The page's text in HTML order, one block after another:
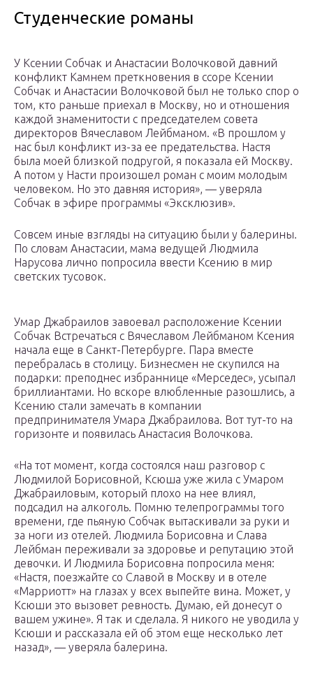
Студенческие романы
У Ксении Собчак и Анастасии Волочковой давний
конфликт Камнем преткновения в ссоре Ксении
Собчак и Анастасии Волочковой был не только спор о
том, кто раньше приехал в Москву, но и отношения
каждой знаменитости с председателем совета
директоров Вячеславом Лейбманом. «В прошлом у
нас был конфликт из-за ее предательства. Настя
была моей близкой подругой, я показала ей Москву.
А потом у Насти произошел роман с моим молодым
человеком. Но это давняя история», — уверяла
Собчак в эфире программы «Эксклюзив».
Совсем иные взгляды на ситуацию были у балерины.
По словам Анастасии, мама ведущей Людмила
Нарусова лично попросила ввести Ксению в мир
светских тусовок.
Умар Джабраилов завоевал расположение Ксении
Собчак Встречаться с Вячеславом Лейбманом Ксения
начала еще в Санкт-Петербурге. Пара вместе
перебралась в столицу. Бизнесмен не скупился на
подарки: преподнес избраннице «Мерседес», усыпал
бриллиантами. Но вскоре влюбленные разошлись, а
Ксению стали замечать в компании
предпринимателя Умара Джабраилова. Вот тут-то на
горизонте и появилась Анастасия Волочкова.
«На тот момент, когда состоялся наш разговор с
Людмилой Борисовной, Ксюша уже жила с Умаром
Джабраиловым, который плохо на нее влиял,
подсадил на алкоголь. Помню телепрограммы того
времени, где пьяную Собчак вытаскивали за руки и
за ноги из отелей. Людмила Борисовна и Слава
Лейбман переживали за здоровье и репутацию этой
девочки. И Людмила Борисовна попросила меня:
«Настя, поезжайте со Славой в Москву и в отеле
«Марриотт» на глазах у всех выпейте вина. Может, у
Ксюши это вызовет ревность. Думаю, ей донесут о
вашем ужине». Я так и сделала. Я никого не уводила у
Ксюши и рассказала ей об этом еще несколько лет
назад», — уверяла балерина.